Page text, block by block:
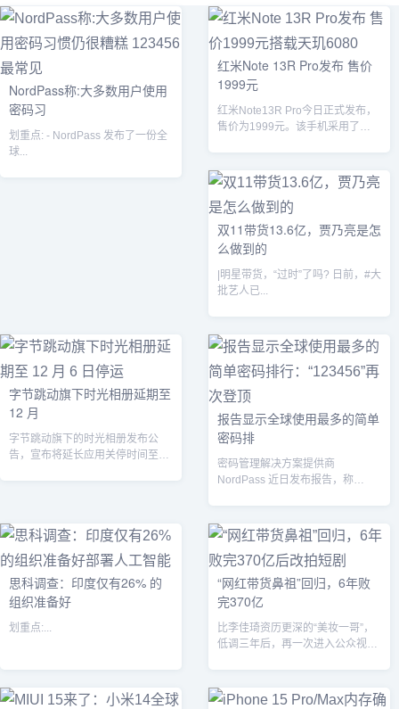
NordPass称:大多数用户使用
密码习
划重点: - NordPass 发布了一份全
球...
红米Note 13R Pro发布 售价
1999元
红米Note13R Pro今日正式发布，
售价为1999元。该手机采用了
双11带货13.6亿，贾乃亮是怎
么做到的
|明星带货，“过时”了吗? 日前，#大
批艺人已...
字节跳动旗下时光相册延期至
12 月
字节跳动旗下的时光相册发布公
告，宣布将延长应用关停时间至
报告显示全球使用最多的简单
密码排
密码管理解决方案提供商
NordPass 近日发布报告，称
思科调查：印度仅有26% 的
组织准备好
划重点:...
“网红带货鼻祖”回归，6年败
完370亿
比李佳琦资历更深的“美妆一哥”，
低调三年后，再一次进入公众视